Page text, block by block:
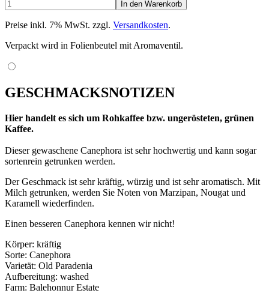
Preise inkl. 7% MwSt. zzgl. Versandkosten.
Verpackt wird in Folienbeutel mit Aromaventil.
GESCHMACKSNOTIZEN
Hier handelt es sich um Rohkaffee bzw. ungerösteten, grünen
Kaffee.
Dieser gewaschene Canephora ist sehr hochwertig und kann sogar
sortenrein getrunken werden.
Der Geschmack ist sehr kräftig, würzig und ist sehr aromatisch. Mit
Milch getrunken, werden Sie Noten von Marzipan, Nougat und
Karamell wiederfinden.
Einen besseren Canephora kennen wir nicht!
Körper: kräftig
Sorte: Canephora
Varietät: Old Paradenia
Aufbereitung: washed
Farm: Balehonnur Estate